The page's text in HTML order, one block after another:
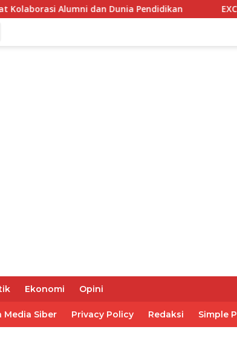
dan Dunia Pendidikan EXCOTEL
Ekonomi Opini
Media Siber Privacy Policy Redaksi Simple